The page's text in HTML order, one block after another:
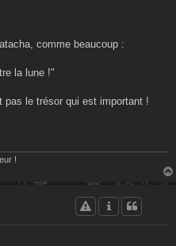
comme beaucoup :
la lune !"
pas le trésor qui est important !
!